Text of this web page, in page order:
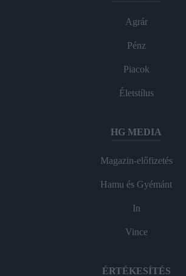
Agrár
Pénz
Piacok
Életstílus
HG MEDIA
Magazin-előfizetés
Hamu és Gyémánt
In
Vince
ÉRTÉKESÍTÉS